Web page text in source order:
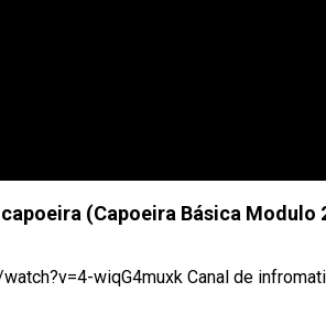
(Capoeira Básica Modulo
wiqG4muxk Canal de